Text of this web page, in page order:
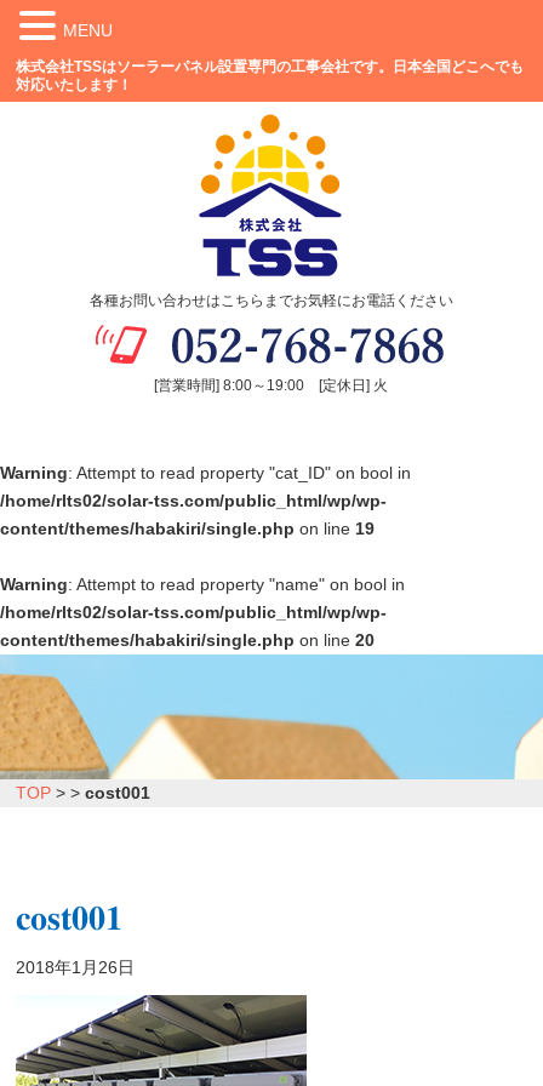
株式会社TSSはソーラーパネル設置専門の工事会社です。日本全国どこへでも
対応いたします！
各種お問い合わせはこちらまでお気軽にお電話ください
[営業時間] 8:00～19:00 [定休日] 火
Warning: Attempt to read property "cat_ID" on bool in
/home/rlts02/solar-tss.com/public_html/wp/wp-
content/themes/habakiri/single.php on line 19
Warning: Attempt to read property "name" on bool in
/home/rlts02/solar-tss.com/public_html/wp/wp-
content/themes/habakiri/single.php on line 20
TOP >>cost001
cost001
2018年1月26日
MENU